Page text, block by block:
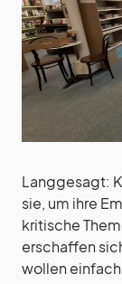
Langgesagt:
sie, um ihre
kritische
erschaffen
wollen